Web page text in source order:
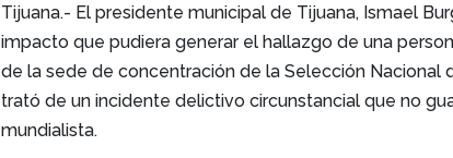
Tijuana.- El presidente municipal de Tijuana, Ismael
impacto que pudiera generar el hallazgo de una
de la sede de concentración de la Selección Nacional
trató de un incidente delictivo circunstancial que no
mundialista.